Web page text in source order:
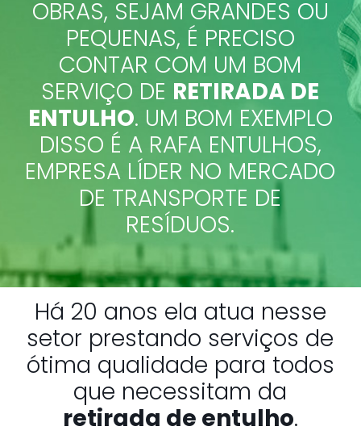
OBRAS, SEJAM GRANDES OU
PEQUENAS, É PRECISO
CONTAR COM UM BOM
SERVIÇO DE RETIRADA DE
ENTULHO. UM BOM EXEMPLO
DISSO É A RAFA ENTULHOS,
EMPRESA LÍDER NO MERCADO
DE TRANSPORTE DE
RESÍDUOS.
Há 20 anos ela atua nesse
setor prestando serviços de
ótima qualidade para todos
que necessitam da
retirada de entulho.